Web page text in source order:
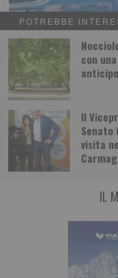
POTREBBE
con
anticipo
Il
Senato
visita
Auto nel Po a Torino
cercano due
Nella notte tra martedì e
precipitata nelle acque del
IL